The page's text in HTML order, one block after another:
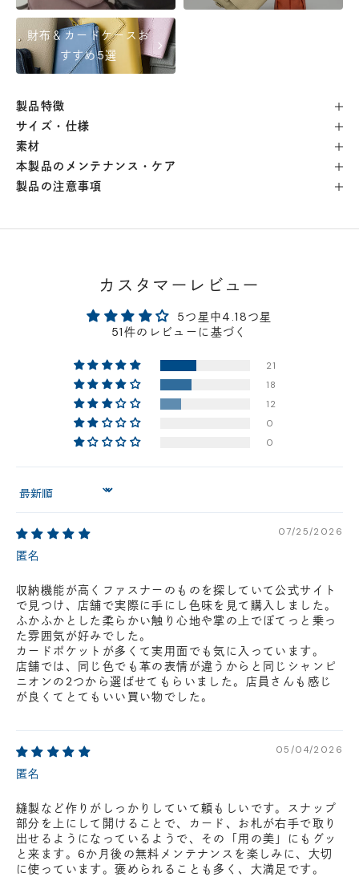
自由が丘店- 在庫 -
横浜店- 在庫 -
軽井澤工房店
名古屋店
神戸店- 在庫 -
- 在庫 -△
- 在庫 -△
店舗に在庫がある場合、お支払金額が合計300,000
円(税込)以下の場合、代引きでのご配送も可能です。
新製品については販売開始日より取扱いとなります。
在庫状況について
ざいます。
います。
※新製品については、在庫表示が発売開始日までに変動する場合がござ
最新の在庫状況については、ご利用店舗に直接お問い
合わせください。
財布＆カードケースお
すすめ5選
chevron_right
製品特徴
サイズ・仕様
素材
本製品のメンテナンス・ケア
製品の注意事項
カスタマーレビュー
5つ星中4.18つ星
51件のレビューに基づく
21
18
12
0
0
Sort by
07/25/2026
匿名
収納機能が高くファスナーのものを探していて公式サイト
で見つけ、店舗で実際に手にし色味を見て購入しました。
ふかふかとした柔らかい触り心地や掌の上でぽてっと乗っ
た雰囲気が好みでした。
カードポケットが多くて実用面でも気に入っています。
店舗では、同じ色でも革の表情が違うからと同じシャンピ
ニオンの2つから選ばせてもらいました。店員さんも感じ
が良くてとてもいい買い物でした。
05/04/2026
匿名
縫製など作りがしっかりしていて頼もしいです。スナップ
部分を上にして開けることで、カード、お札が右手で取り
出せるようになっているようで、その「用の美」にもグッ
と来ます。6か月後の無料メンテナンスを楽しみに、大切
に使っています。褒められることも多く、大満足です。